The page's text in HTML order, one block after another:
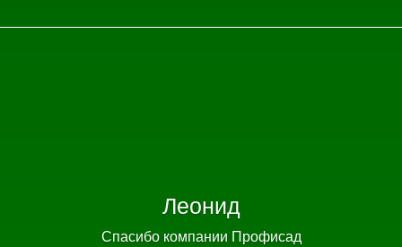
Леонид
Спасибо компании Профисад